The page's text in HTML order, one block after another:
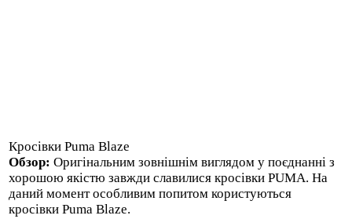
Кросівки Puma Blaze
Обзор: Оригінальним зовнішнім виглядом у поєднанні з
хорошою якістю завжди славилися кросівки PUMA. На
даний момент особливим попитом користуються
кросівки Puma Blaze.